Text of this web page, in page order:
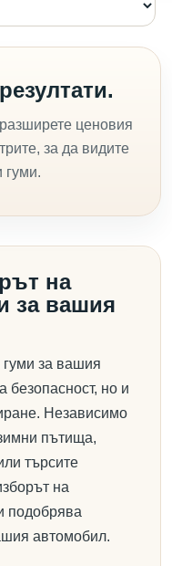
ценовия
за да видите
гуми.
на
за вашия
за вашия
безопасност, но и
Независимо
пътища,
търсите
на
подобрява
автомобил.